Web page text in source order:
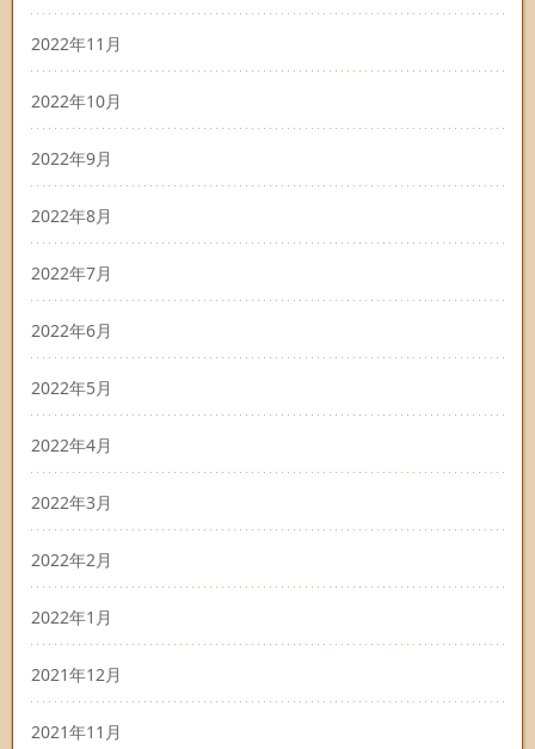
2022年11月
2022年10月
2022年9月
2022年8月
2022年7月
2022年6月
2022年5月
2022年4月
2022年3月
2022年2月
2022年1月
2021年12月
2021年11月